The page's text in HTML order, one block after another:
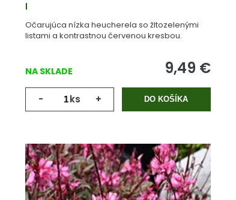
l
Očarujúca nízka heucherela so žltozelenými
listami a kontrastnou červenou kresbou.
NA SKLADE 9,49 €
- ks + DO KOŠÍKA